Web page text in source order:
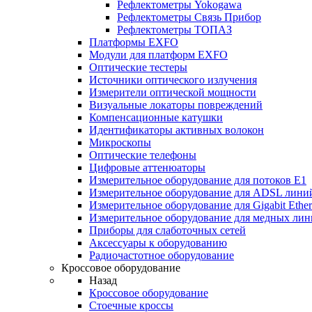
Рефлектометры Yokogawa
Рефлектометры Связь Прибор
Рефлектометры ТОПАЗ
Платформы EXFO
Модули для платформ EXFO
Оптические тестеры
Источники оптического излучения
Измерители оптической мощности
Визуальные локаторы повреждений
Компенсационные катушки
Идентификаторы активных волокон
Микроскопы
Оптические телефоны
Цифровые аттенюаторы
Измерительное оборудование для потоков Е1
Измерительное оборудование для ADSL
Измерительное оборудование для Gigabit
Измерительное оборудование для медных
Приборы для слаботочных сетей
Аксессуары к оборудованию
Радиочастотное оборудование
Кроссовое оборудование
Назад
Кроссовое оборудование
Стоечные кроссы